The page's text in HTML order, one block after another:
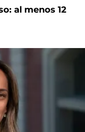
al menos 12